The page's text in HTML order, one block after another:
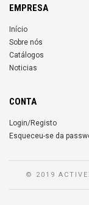
EMPRESA
Início
Sobre nós
Catálogos
Noticias
CONTA
Login/Registo
Esqueceu-se da
© 2019